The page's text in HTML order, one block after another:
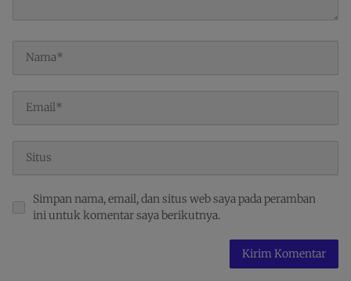
Simpan nama, email, dan situs web saya pada peramban
ini untuk komentar saya berikutnya.